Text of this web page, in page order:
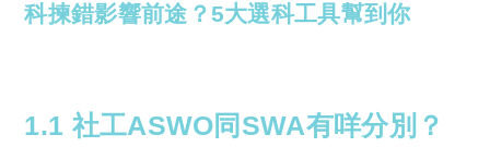
科揀錯影響前途？5大選科工具幫到你
1.1 社工ASWO同SWA有咩分別？